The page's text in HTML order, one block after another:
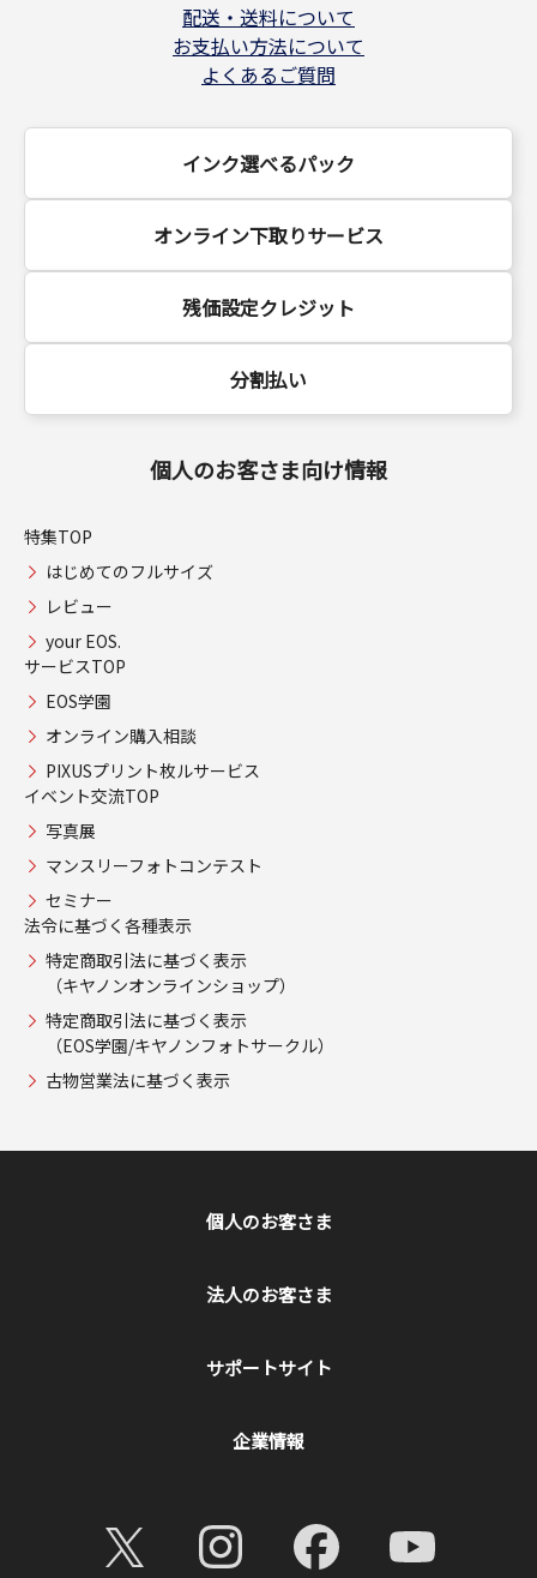
配送・送料について
お支払い方法について
よくあるご質問
インク選べるパック
オンライン下取りサービス
残価設定クレジット
分割払い
個人のお客さま向け情報
特集TOP
はじめてのフルサイズ
レビュー
your EOS.
サービスTOP
EOS学園
オンライン購入相談
PIXUSプリント枚ルサービス
イベント交流TOP
写真展
マンスリーフォトコンテスト
セミナー
法令に基づく各種表示
特定商取引法に基づく表示
（キヤノンオンラインショップ）
特定商取引法に基づく表示
（EOS学園/キヤノンフォトサークル）
古物営業法に基づく表示
個人のお客さま
法人のお客さま
サポートサイト
企業情報